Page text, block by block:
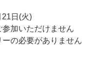
日(火)
加いただけません
の必要がありません